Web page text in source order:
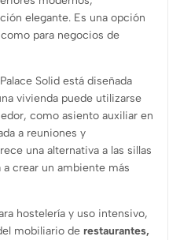
elegante. Es una opción
para negocios de
Palace Solid está diseñada
vivienda puede utilizarse
como asiento auxiliar en
a reuniones y
una alternativa a las sillas
crear un ambiente más
hostelería y uso intensivo,
mobiliario de restaurantes,